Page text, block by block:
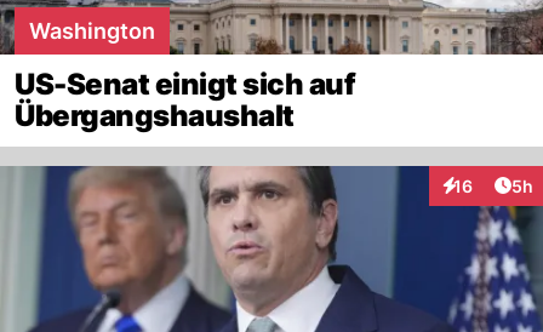
Washington
US-Senat einigt sich auf
Übergangshaushalt
16
Interaktionen
5h